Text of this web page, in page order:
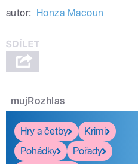
autor: Honza Macoun
mujRozhlas
Hry a četby
Krimi
Pohádky
Pořady